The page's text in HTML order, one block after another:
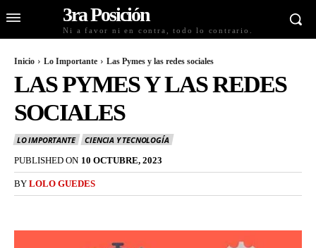
3ra Posición
Ni a favor ni en contra, todo lo contrario.
Inicio Lo Importante Las Pymes y las redes sociales
LAS PYMES Y LAS REDES
SOCIALES
LO IMPORTANTE
CIENCIA Y TECNOLOGÍA
PUBLISHED ON 10 OCTUBRE, 2023
BY LOLO GUEDES